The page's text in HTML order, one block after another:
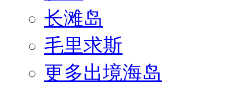
长滩岛
毛里求斯
更多出境海岛